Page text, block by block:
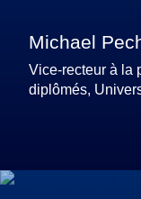
Michael
Vice-recteur à la
diplômés,